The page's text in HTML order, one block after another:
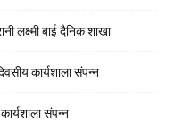
लक्ष्मी बाई दैनिक शाखा
कार्यशाला संपन्न
संपन्न